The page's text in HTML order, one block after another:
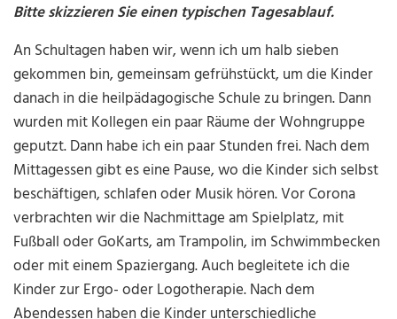
Bitte skizzieren Sie einen typischen Tagesablauf.
An Schultagen haben wir, wenn ich um halb sieben
gekommen bin, gemeinsam gefrühstückt, um die Kinder
danach in die heilpädagogische Schule zu bringen. Dann
wurden mit Kollegen ein paar Räume der Wohngruppe
geputzt. Dann habe ich ein paar Stunden frei. Nach dem
Mittagessen gibt es eine Pause, wo die Kinder sich selbst
beschäftigen, schlafen oder Musik hören. Vor Corona
verbrachten wir die Nachmittage am Spielplatz, mit
Fußball oder GoKarts, am Trampolin, im Schwimmbecken
oder mit einem Spaziergang. Auch begleitete ich die
Kinder zur Ergo- oder Logotherapie. Nach dem